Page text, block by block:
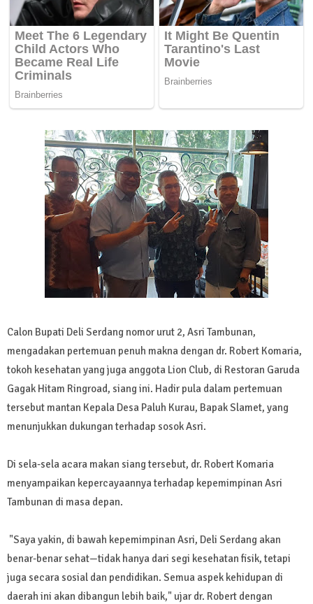
Calon Bupati Deli Serdang nomor urut 2, Asri Tambunan,
mengadakan pertemuan penuh makna dengan dr. Robert Komaria,
tokoh kesehatan yang juga anggota Lion Club, di Restoran Garuda
Gagak Hitam Ringroad, siang ini. Hadir pula dalam pertemuan
tersebut mantan Kepala Desa Paluh Kurau, Bapak Slamet, yang
menunjukkan dukungan terhadap sosok Asri.
Di sela-sela acara makan siang tersebut, dr. Robert Komaria
menyampaikan kepercayaannya terhadap kepemimpinan Asri
Tambunan di masa depan.
"Saya yakin, di bawah kepemimpinan Asri, Deli Serdang akan
benar-benar sehat—tidak hanya dari segi kesehatan fisik, tetapi
juga secara sosial dan pendidikan. Semua aspek kehidupan di
daerah ini akan dibangun lebih baik," ujar dr. Robert dengan